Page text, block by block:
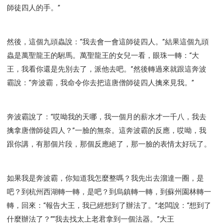
師徒四人的手。”
然後，這個九頭蟲說：“我去會一會這師徒四人。”結果這個九頭
蟲是萬聖龍王的駙馬。萬聖龍王的女兒一看，眼珠一轉：“大
王，我看你還是先別去了，派他去吧。”然後轉過來就跟這奔波
霸說：“奔波霸，我命令你去把這唐僧師徒四人擒來見我。”
奔波霸說了：“哎呦我的天哪，我一個月的薪水才一千八，我去
擒拿唐僧師徒四人？”一臉的無奈。這奔波霸的反應，哎呦，我
跟你講，有那個片段，那個反應絕了，那一臉的表情太好玩了。
如果我是奔波霸，你知道我怎麼整嗎？我先出去溜達一圈，是
吧？到杭州西湖轉一轉，是吧？到烏鎮轉一轉，到蘇州園林轉一
轉，回來：“報告大王，我已經想到了辦法了。”老闆說：“想到了
什麼辦法了？”“我去找太上老君拿到一個法器。”大王